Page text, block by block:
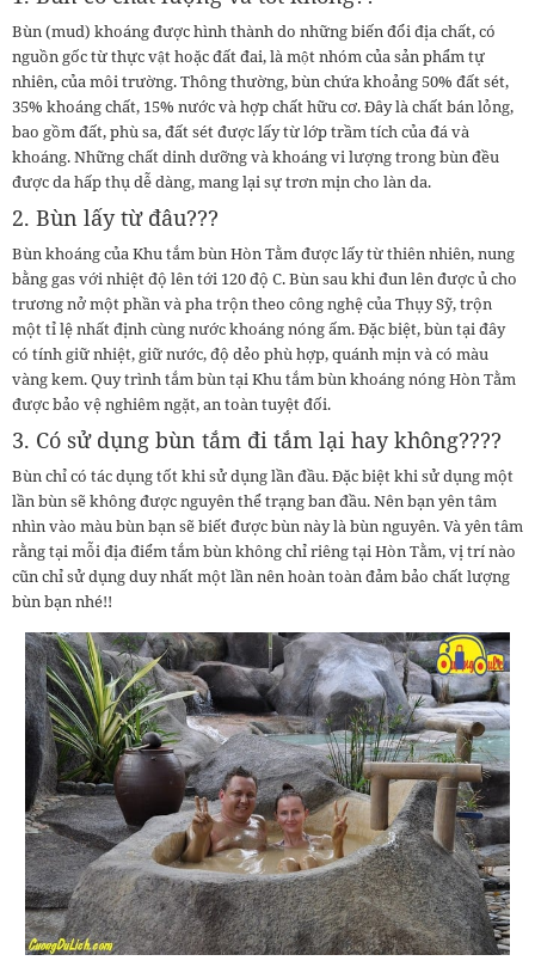
Bùn (mud) khoáng được hình thành do những biến đổi địa chất, có
nguồn gốc từ thực vật hoặc đất đai, là một nhóm của sản phẩm tự
nhiên, của môi trường. Thông thường, bùn chứa khoảng 50% đất sét,
35% khoáng chất, 15% nước và hợp chất hữu cơ. Đây là chất bán lỏng,
bao gồm đất, phù sa, đất sét được lấy từ lớp trầm tích của đá và
khoáng. Những chất dinh dưỡng và khoáng vi lượng trong bùn đều
được da hấp thụ dễ dàng, mang lại sự trơn mịn cho làn da.
2. Bùn lấy từ đâu???
Bùn khoáng của Khu tắm bùn Hòn Tằm được lấy từ thiên nhiên, nung
bằng gas với nhiệt độ lên tới 120 độ C. Bùn sau khi đun lên được ủ cho
trương nở một phần và pha trộn theo công nghệ của Thụy Sỹ, trộn
một tỉ lệ nhất định cùng nước khoáng nóng ấm. Đặc biệt, bùn tại đây
có tính giữ nhiệt, giữ nước, độ dẻo phù hợp, quánh mịn và có màu
vàng kem. Quy trình tắm bùn tại Khu tắm bùn khoáng nóng Hòn Tằm
được bảo vệ nghiêm ngặt, an toàn tuyệt đối.
3. Có sử dụng bùn tắm đi tắm lại hay không????
Bùn chỉ có tác dụng tốt khi sử dụng lần đầu. Đặc biệt khi sử dụng một
lần bùn sẽ không được nguyên thể trạng ban đầu. Nên bạn yên tâm
nhìn vào màu bùn bạn sẽ biết được bùn này là bùn nguyên. Và yên tâm
rằng tại mỗi địa điểm tắm bùn không chỉ riêng tại Hòn Tằm, vị trí nào
cũn chỉ sử dụng duy nhất một lần nên hoàn toàn đảm bảo chất lượng
bùn bạn nhé!!